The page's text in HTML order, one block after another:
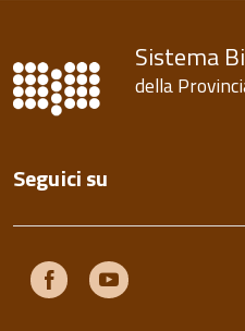
Sistema
della
Seguici su
Facebook